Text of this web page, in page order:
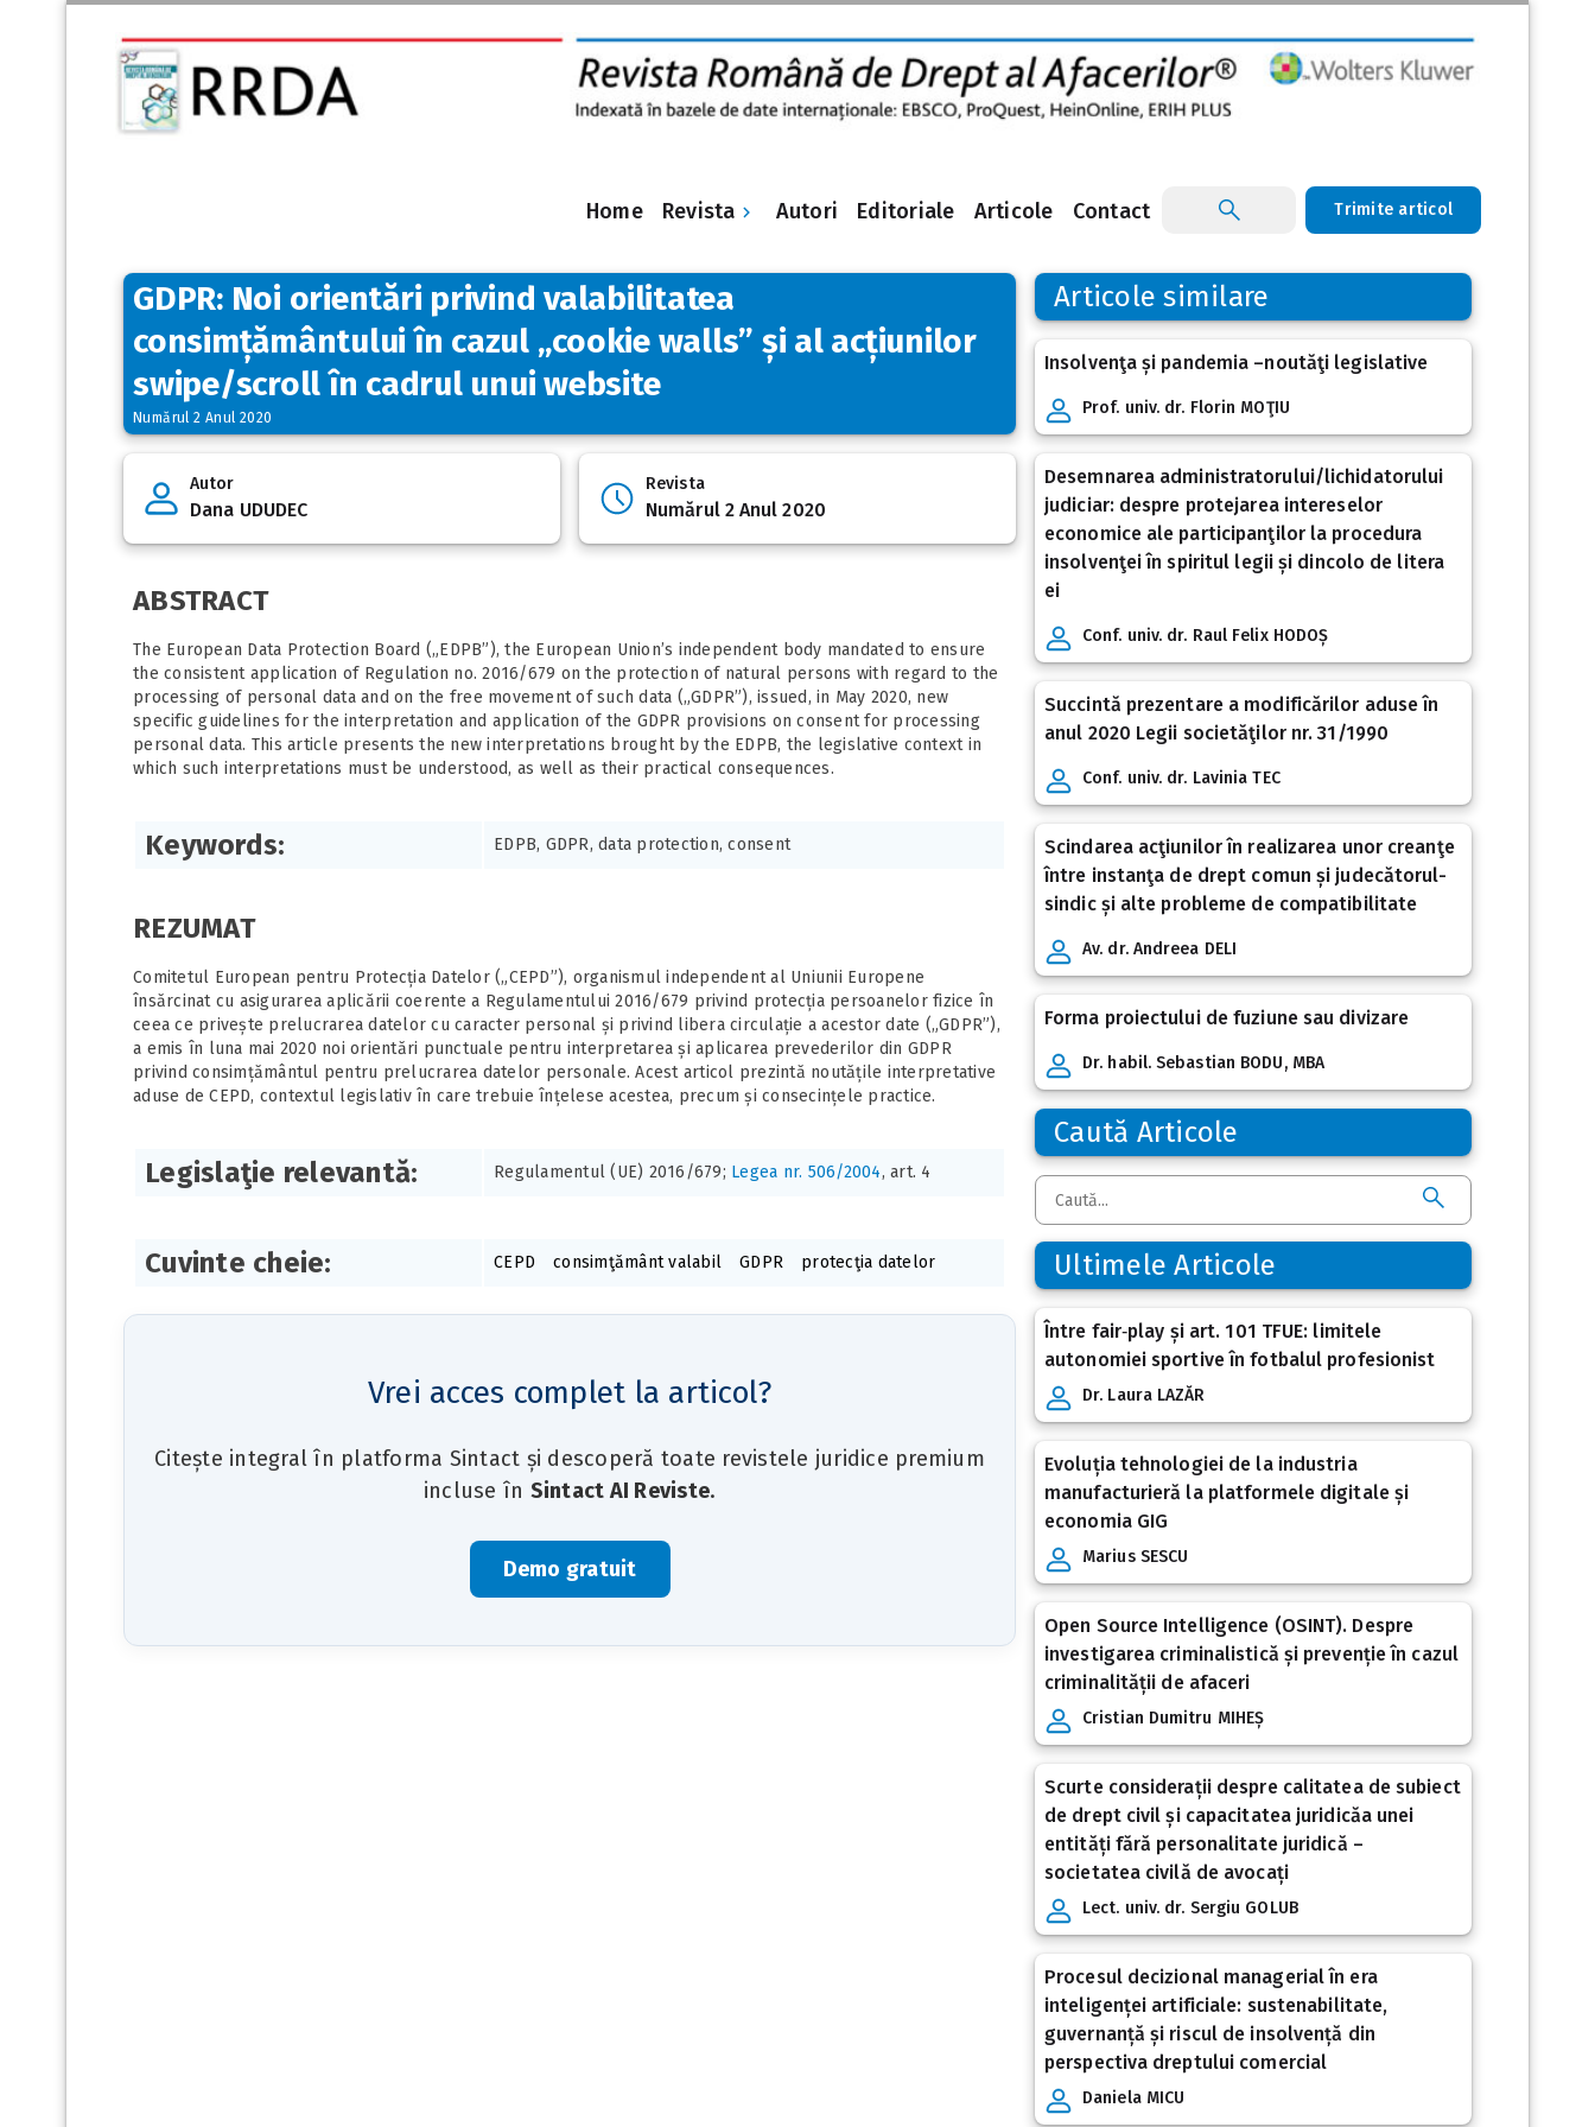
Home Revista Autori Editoriale Articole Contact Trimite articol
GDPR: Noi orientări privind valabilitatea
consimțământului în cazul „cookie walls” și al acțiunilor
swipe/scroll în cadrul unui website
Numărul 2 Anul 2020
Autor
Dana UDUDEC
Revista
Numărul 2 Anul 2020
ABSTRACT
The European Data Protection Board („EDPB”), the European Union’s independent body mandated to ensure
the consistent application of Regulation no. 2016/679 on the protection of natural persons with regard to the
processing of personal data and on the free movement of such data („GDPR”), issued, in May 2020, new
specific guidelines for the interpretation and application of the GDPR provisions on consent for processing
personal data. This article presents the new interpretations brought by the EDPB, the legislative context in
which such interpretations must be understood, as well as their practical consequences.
Keywords: EDPB, GDPR, data protection, consent
REZUMAT
Comitetul European pentru Protecția Datelor („CEPD”), organismul independent al Uniunii Europene
însărcinat cu asigurarea aplicării coerente a Regulamentului 2016/679 privind protecția persoanelor fizice în
ceea ce privește prelucrarea datelor cu caracter personal și privind libera circulație a acestor date („GDPR”),
a emis în luna mai 2020 noi orientări punctuale pentru interpretarea și aplicarea prevederilor din GDPR
privind consimțământul pentru prelucrarea datelor personale. Acest articol prezintă noutățile interpretative
aduse de CEPD, contextul legislativ în care trebuie înțelese acestea, precum și consecințele practice.
Legislaţie relevantă: Regulamentul (UE) 2016/679; Legea nr. 506/2004, art. 4
Cuvinte cheie: CEPD consimţământ valabil GDPR protecţia datelor
Vrei acces complet la articol?
Citește integral în platforma Sintact și descoperă toate revistele juridice premium
incluse în Sintact AI Reviste.
Demo gratuit
Articole similare
Insolvenţa și pandemia –noutăţi legislative
Prof. univ. dr. Florin MOŢIU
Desemnarea administratorului/lichidatorului
judiciar: despre protejarea intereselor
economice ale participanţilor la procedura
insolvenţei în spiritul legii și dincolo de litera
ei
Conf. univ. dr. Raul Felix HODOȘ
Succintă prezentare a modificărilor aduse în
anul 2020 Legii societăţilor nr. 31/1990
Conf. univ. dr. Lavinia TEC
Scindarea acţiunilor în realizarea unor creanţe
între instanţa de drept comun și judecătorul-
sindic și alte probleme de compatibilitate
Av. dr. Andreea DELI
Forma proiectului de fuziune sau divizare
Dr. habil. Sebastian BODU, MBA
Caută Articole
Ultimele Articole
Între fair‑play și art. 101 TFUE: limitele
autonomiei sportive în fotbalul profesionist
Dr. Laura LAZĂR
Evoluția tehnologiei de la industria
manufacturieră la platformele digitale și
economia GIG
Marius SESCU
Open Source Intelligence (OSINT). Despre
investigarea criminalistică și prevenție în cazul
criminalității de afaceri
Cristian Dumitru MIHEȘ
Scurte considerații despre calitatea de subiect
de drept civil și capacitatea juridicăa unei
entități fără personalitate juridică –
societatea civilă de avocați
Lect. univ. dr. Sergiu GOLUB
Procesul decizional managerial în era
inteligenței artificiale: sustenabilitate,
guvernanță și riscul de insolvență din
perspectiva dreptului comercial
Daniela MICU